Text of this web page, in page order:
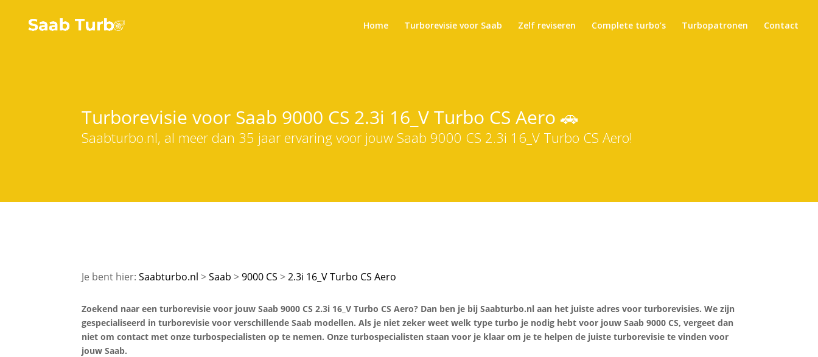
Home Turborevisie voor Saab Zelf reviseren Complete turbo’s Turbopatronen Contact
Turborevisie voor Saab 9000 CS 2.3i 16_V Turbo CS Aero 🚗
Saabturbo.nl, al meer dan 35 jaar ervaring voor jouw Saab 9000 CS 2.3i 16_V Turbo CS Aero!
Saabturbo.nl Saab 9000 CS 2.3i 16_V Turbo CS Aero
Zoekend naar een turborevisie voor jouw Saab 9000 CS 2.3i 16_V Turbo CS Aero? Dan ben je bij Saabturbo.nl aan het juiste adres voor turborevisies. We zijn
gespecialiseerd in turborevisie voor verschillende Saab modellen. Als je niet zeker weet welk type turbo je nodig hebt voor jouw Saab 9000 CS, vergeet dan
niet om contact met onze turbospecialisten op te nemen. Onze turbospecialisten staan voor je klaar om je te helpen de juiste turborevisie te vinden voor
jouw Saab.